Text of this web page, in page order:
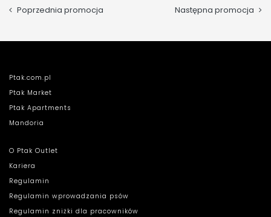
Poprzednia promocja Następna promocja
Ptak.com.pl
Ptak Market
Ptak Apartments
Mandoria
O Ptak Outlet
Kariera
Regulamin
Regulamin wprowadzania psów
Regulamin zniżki dla pracowników